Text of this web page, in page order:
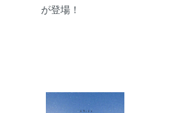
が登場！